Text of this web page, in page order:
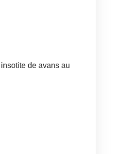
de avans au